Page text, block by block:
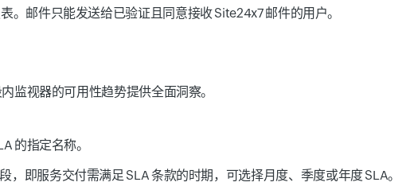
。邮件只能发送给已验证且同意接收 Site24x7 邮件的用户。
监视器的可用性趋势提供全面洞察。
的指定名称。
，即服务交付需满足 SLA 条款的时期，可选择月度、季度或年度 SLA。